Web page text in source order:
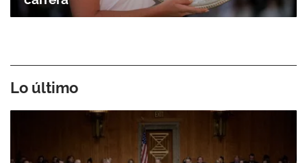
Lo último